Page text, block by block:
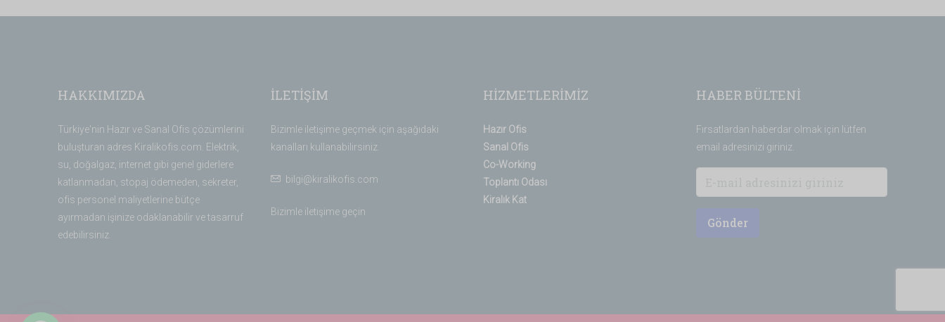
HAKKIMIZDA
Türkiye'nin Hazır ve Sanal Ofis çözümlerini
buluşturan adres Kiralikofis.com. Elektrik,
su, doğalgaz, internet gibi genel giderlere
katlanmadan, stopaj ödemeden, sekreter,
ofis personel maliyetlerine bütçe
ayırmadan işinize odaklanabilir ve tasarruf
edebilirsiniz.
İLETİŞİM
Bizimle iletişime geçmek için aşağıdaki
kanalları kullanabilirsiniz.
bilgi@kiralikofis.com
Bizimle iletişime geçin
HİZMETLERİMİZ
Hazır Ofis
Sanal Ofis
Co-Working
Toplantı Odası
Kiralık Kat
HABER BÜLTENİ
Fırsatlardan haberdar olmak için lütfen
email adresinizi giriniz.
Gönder